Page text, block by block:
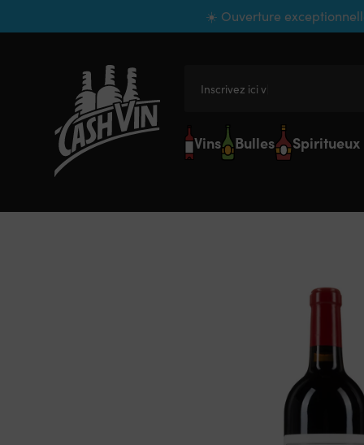
☀️ Ouverture
Inscrivez ici votre
Vins Bulles Spiritueux